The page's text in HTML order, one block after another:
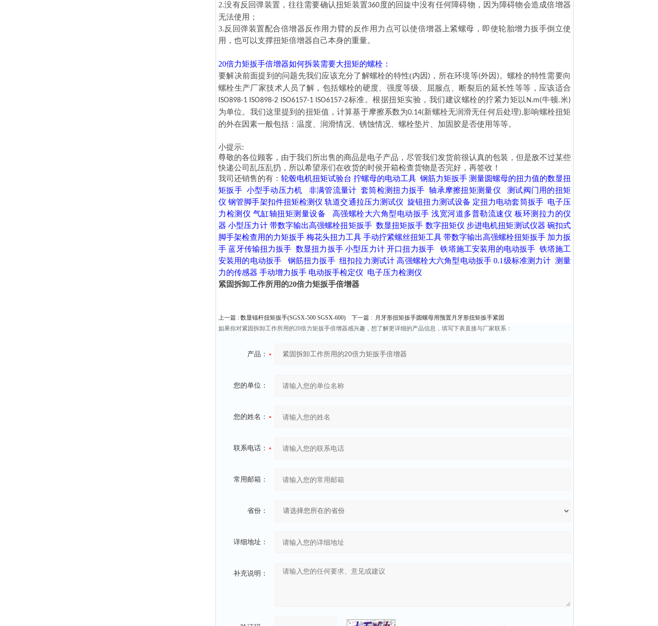
2.没有反回弹装置，往往需要确认扭矩装置360度的回旋中没有任何障碍物，因为障碍物会造成倍增器
无法使用；
3.反回弹装置配合倍增器反作用力臂的反作用力点可以使倍增器上紧螺母，即使轮胎增力扳手倒立使
用，也可以支撑扭矩倍增器自己本身的重量。
20倍力矩扳手倍增器如何拆装需要大扭矩的螺栓：
要解决前面提到的问题先我们应该充分了解螺栓的特性(内因 ) ，所在环境等(外因 )。螺栓的特性需要向
螺栓生产厂家技术人员了解，包括螺栓的硬度、强度等级、屈服点、断裂后的延长性等等，应该适合
ISO898-1 ISO898-2 ISO6157-1 ISO6157-2标准。根据扭矩实验，我们建议螺栓的拧紧力矩以 N.m(牛顿.米)
为单位。我们这里提到的扭矩值，计算基于摩擦系数为0.14(新螺栓无润滑无任何后处理),影响螺栓扭矩
的外在因素一般包括：温度、润滑情况、锈蚀情况、螺栓垫片、加固胶是否使用等等。
小提示:
尊敬的各位顾客，由于我们所出售的商品是电子产品，尽管我们发货前很认真的包装，但是敌不过某些
快递公司乱压乱扔，所以希望亲们在收货的时侯开箱检查货物是否完好，再签收！
我司还销售的有： 轮毂电机扭矩试验台 拧螺母的电动工具 钢筋力矩扳手 测量圆螺母的扭力值的数显扭
矩扳手 小型手动压力机 非满管流量计 套筒检测扭力扳手 轴承摩擦扭矩测量仪
测试阀门用的扭矩
仪 钢管脚手架扣件扭矩检测仪 轨道交通拉压力测试仪 旋钮扭力测试设备 定扭力电动套筒扳手 电子压
力检测仪 气缸轴扭矩测量设备 高强螺栓大六角型电动扳手 浅宽河道多普勒流速仪 板环测拉力的仪
器 小型压力计 带数字输出高强螺栓扭矩扳手 数显扭矩扳手 数字扭矩仪 步进电机扭矩测试仪器 碗扣式
脚手架检查用的力矩扳手 梅花头扭力工具 手动拧紧螺丝扭矩工具 带数字输出高强螺栓扭矩扳手 加力扳
手 蓝牙传输扭力扳手 数显扭力扳手 小型压力计 开口扭力扳手 铁塔施工安装用的电动扳手 铁塔施工
安装用的电动扳手
钢筋扭力扳手 纽扣拉力测试计 高强螺栓大六角型电动扳手 0.1级标准测力计 测量
力的传感器 手动增力扳手 电动扳手检定仪 电子压力检测仪
紧固拆卸工作所用的20倍力矩扳手倍增器
上一篇 : 数显锚杆扭矩扳手(SGSX-500 SGSX-600) 下一篇 : 月牙形扭矩扳手圆螺母用预置月牙形扭矩扳手紧固
如果你对紧固拆卸工作所用的20倍力矩扳手倍增器感兴趣，想了解更详细的产品信息，填写下表直接与厂家联系：
产品：
您的单位：
您的姓名：
联系电话：
常用邮箱：
省份：
详细地址：
补充说明：